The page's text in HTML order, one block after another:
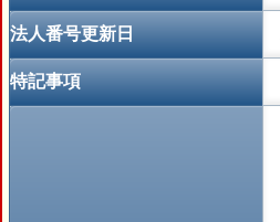
法人番号更新日
特記事項